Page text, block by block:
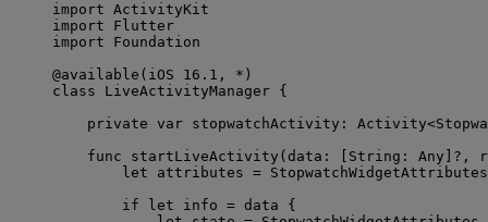
import ActivityKit
import Flutter
import Foundation
@available ( iOS 16.1 , * )
class LiveActivityManager {
private
var stopwatchActivity:
func
startLiveActivity ( data : [ String : Any ? ,
let attributes = StopwatchWidgetAttributes
if
let info = data {